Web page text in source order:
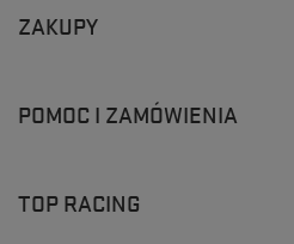
ZAKUPY
POMOC I ZAMÓWIENIA
TOP RACING